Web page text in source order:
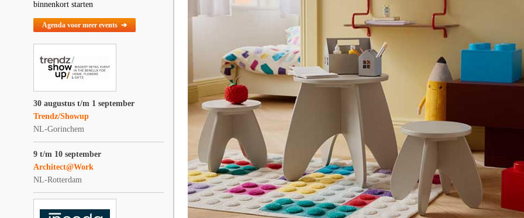
binnenkort starten
Agenda voor meer events ➔
30 augustus t/m 1 september
Trendz/Showup
NL-Gorinchem
9 t/m 10 september
Architect@Work
NL-Rotterdam